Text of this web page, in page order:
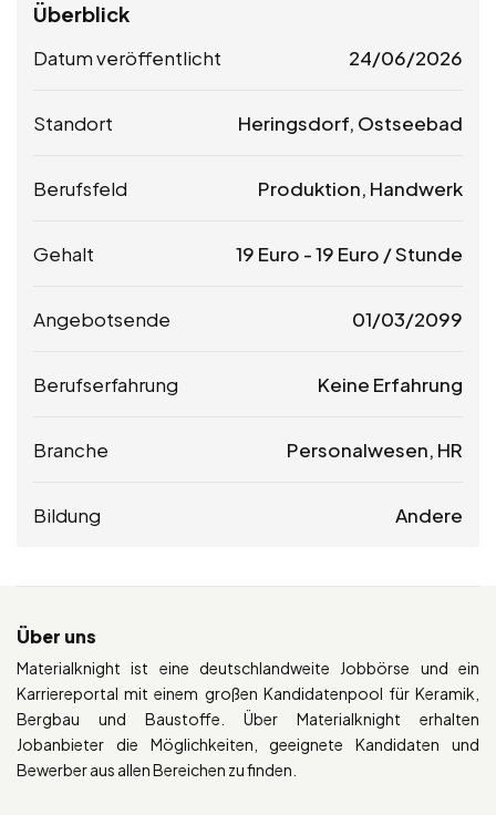
Überblick
Datum veröffentlicht 24/06/2026
Standort Heringsdorf, Ostseebad
Berufsfeld Produktion, Handwerk
Gehalt 19 Euro -19 Euro / Stunde
Angebotsende 01/03/2099
Berufserfahrung Keine Erfahrung
Branche Personalwesen, HR
Bildung Andere
Über uns
Materialknight ist eine deutschlandweite Jobbörse und ein
Karriereportal mit einem großen Kandidatenpool für Keramik,
Bergbau und Baustoffe. Über Materialknight erhalten
Jobanbieter die Möglichkeiten, geeignete Kandidaten und
Bewerber aus allen Bereichen zu finden.